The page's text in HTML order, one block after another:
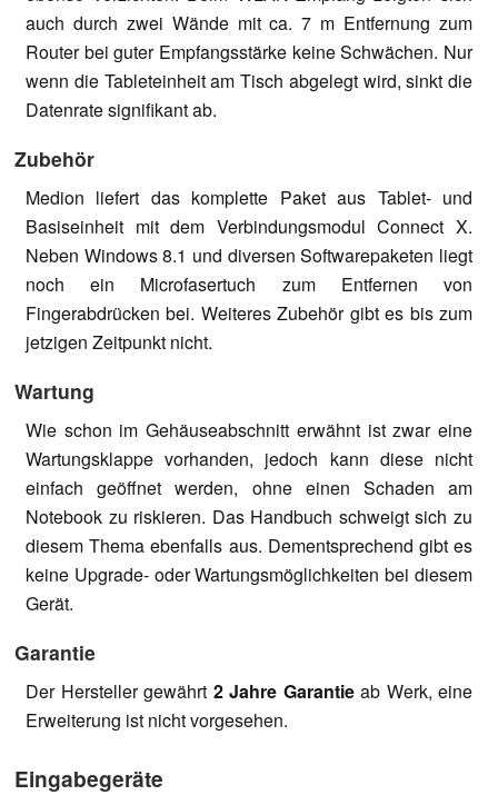
auch durch zwei Wände mit ca. 7 m Entfernung zum
Router bei guter Empfangsstärke keine Schwächen. Nur
wenn die Tableteinheit am Tisch abgelegt wird, sinkt die
Datenrate signifikant ab.
Zubehör
Medion liefert das komplette Paket aus Tablet- und
Basiseinheit mit dem Verbindungsmodul Connect X.
Neben Windows 8.1 und diversen Softwarepaketen liegt
noch ein Microfasertuch zum Entfernen von
Fingerabdrücken bei. Weiteres Zubehör gibt es bis zum
jetzigen Zeitpunkt nicht.
Wartung
Wie schon im Gehäuseabschnitt erwähnt ist zwar eine
Wartungsklappe vorhanden, jedoch kann diese nicht
einfach geöffnet werden, ohne einen Schaden am
Notebook zu riskieren. Das Handbuch schweigt sich zu
diesem Thema ebenfalls aus. Dementsprechend gibt es
keine Upgrade- oder Wartungsmöglichkeiten bei diesem
Gerät.
Garantie
Der Hersteller gewährt 2 Jahre Garantieab Werk, eine
Erweiterung ist nicht vorgesehen.
Eingabegeräte